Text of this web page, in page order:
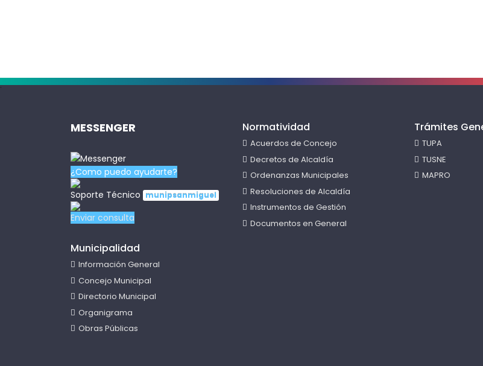
.
MESSENGER
¿Como puedo ayudarte?
Soporte Técnico
munipsanmiguel
Enviar consulta
Municipalidad
Información General
Concejo Municipal
Directorio Municipal
Organigrama
Obras Públicas
Normatividad
Acuerdos de Concejo
Decretos de Alcaldía
Ordenanzas Municipales
Resoluciones de Alcaldía
Instrumentos de Gestión
Documentos en General
Trámites
TUPA
TUSNE
MAPRO